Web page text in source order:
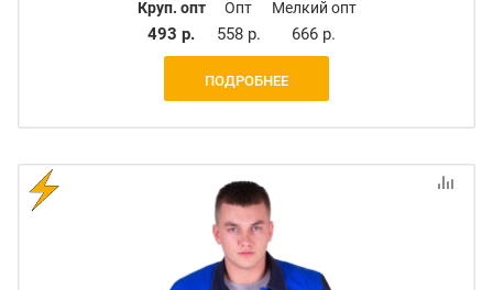
Круп. опт
493 р.
Опт
558 р.
Мелкий опт
666 р.
ПОДРОБНЕЕ